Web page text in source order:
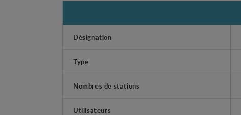
Désignation
Type
Nombres de stations
Utilisateurs